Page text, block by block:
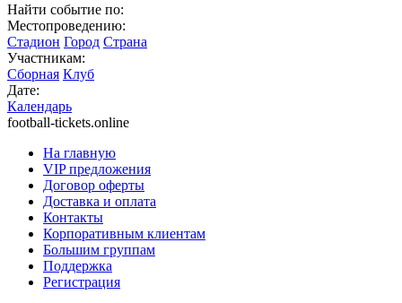
Найти событие по:
Местопроведению:
Стадион Город Страна
Участникам:
Сборная Клуб
Дате:
Календарь
football-tickets.online
На главную
VIP предложения
Договор оферты
Доставка и оплата
Контакты
Корпоративным клиентам
Большим группам
Поддержка
Регистрация